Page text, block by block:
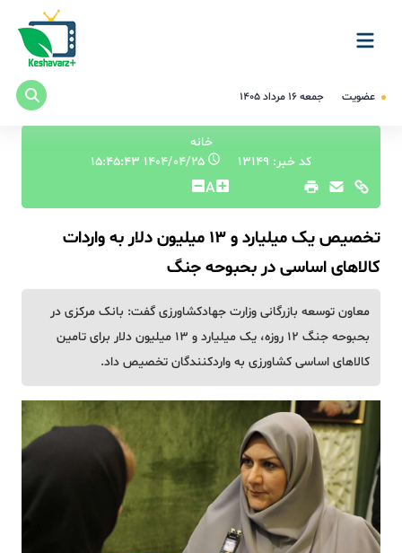
عضویت جمعه ۱۶ مرداد ۱۴۰۵
خانه
کد خبر: 13149
۱۴۰۴/۰۴/۲۵ ۱۵:۴۵:۴۳
A
تخصیص یک میلیارد و 13 میلیون دلار به واردات
کالاهای اساسی در بحبوحه جنگ
معاون توسعه بازرگانی وزارت جهادکشاورزی گفت: بانک مرکزی در
بحبوحه جنگ ۱۲ روزه، یک میلیارد و ۱۳ میلیون دلار برای تامین
کالاهای اساسی کشاورزی به واردکنندگان تخصیص داد.